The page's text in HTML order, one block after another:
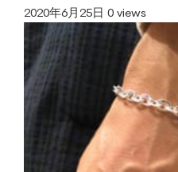
2020年6月25日 0 views